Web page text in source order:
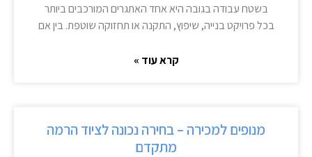
בשטח עבודה בגובה היא אחד האתגרים המורכבים ביותר
בכל פרויקט בנייה, שיפוץ, התקנה או תחזוקה שוטפת. בין אם
קרא עוד »
מנופים למכירה – בחירה נכונה לציוד הרמה
מתקדם